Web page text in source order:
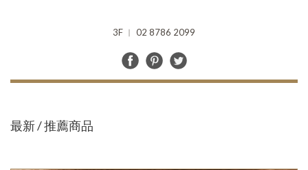
3F ︱ 02 8786 2099
最新 / 推薦商品